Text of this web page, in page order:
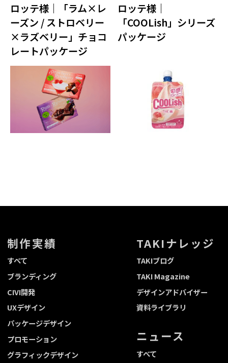
ロッテ様｜「ラム×レ
ーズン / ストロベリー
×ラズベリー」チョコ
レートパッケージ
ロッテ様｜
「COOLish」シリーズ
パッケージ
制作実績
すべて
ブランディング
CIVI開発
UXデザイン
パッケージデザイン
プロモーション
グラフィックデザイン
TAKIナレッジ
TAKIブログ
TAKI Magazine
デザインアドバイザー
資料ライブラリ
ニュース
すべて